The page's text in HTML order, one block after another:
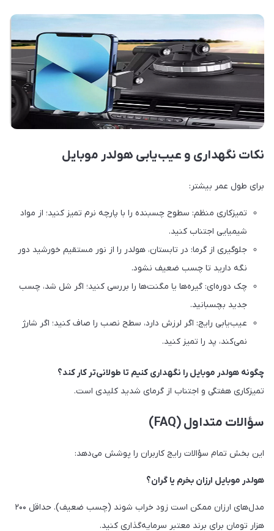
نکات نگهداری و عیب‌یابی هولدر موبایل
برای طول عمر بیشتر:
تمیزکاری منظم: سطوح چسبنده را با پارچه نرم تمیز کنید؛ از مواد
شیمیایی اجتناب کنید.
جلوگیری از گرما: در تابستان، هولدر را از نور مستقیم خورشید دور
نگه دارید تا چسب ضعیف نشود.
چک دوره‌ای: گیره‌ها یا مگنت‌ها را بررسی کنید؛ اگر شل شد، چسب
جدید بچسبانید.
عیب‌یابی رایج: اگر لرزش دارد، سطح نصب را صاف کنید؛ اگر شارژ
نمی‌کند، پد را تمیز کنید.
چگونه هولدر موبایل را نگهداری کنیم تا طولانی‌تر کار کند؟
تمیزکاری هفتگی و اجتناب از گرمای شدید کلیدی است.
سؤالات متداول (FAQ)
این بخش تمام سؤالات رایج کاربران را پوشش می‌دهد:
هولدر موبایل ارزان بخرم یا گران؟
مدل‌های ارزان ممکن است زود خراب شوند (چسب ضعیف). حداقل ۲۰۰
هزار تومان برای برند معتبر سرمایه‌گذاری کنید.